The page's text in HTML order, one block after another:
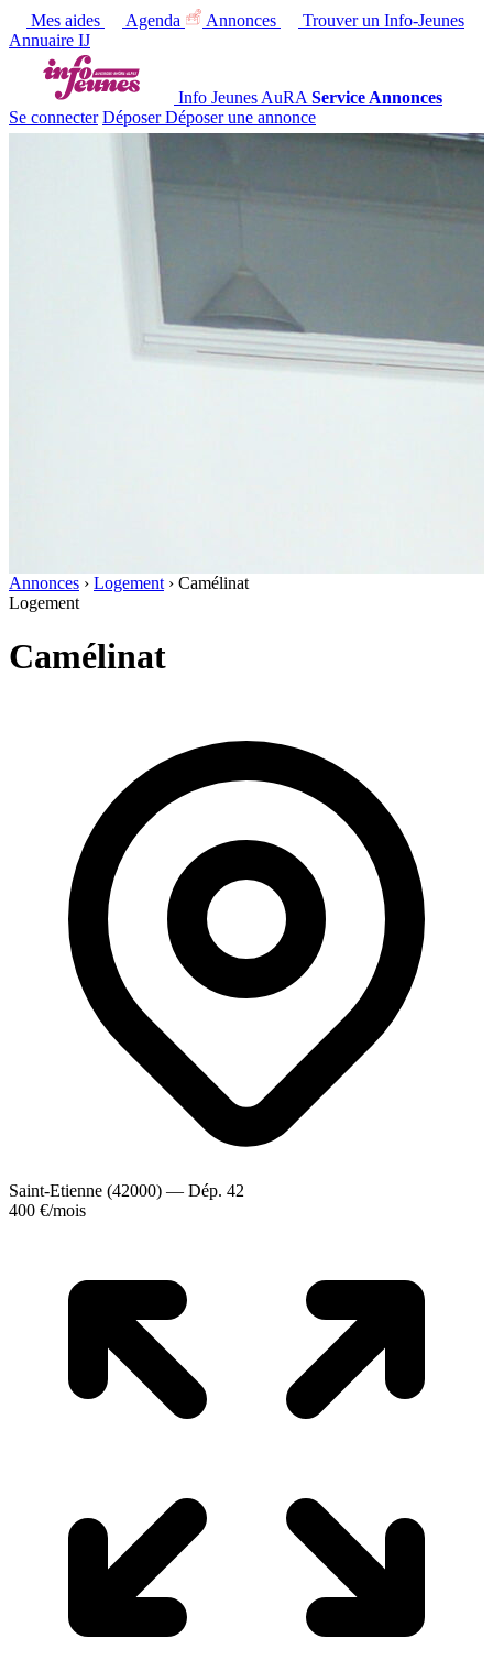
Mes aides Agenda Annonces
Trouver un Info-Jeunes
Annuaire IJ
Info Jeunes AuRA Service Annonces
Se connecter Déposer Déposer une annonce
Annonces › Logement › Camélinat
Logement
Camélinat
Saint-Etienne (42000) — Dép. 42
400 €/mois